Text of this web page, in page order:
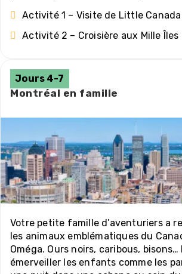
Activité 1 – Visite de Little Canada
Activité 2 – Croisière aux Mille Îles
Jours 4-7
Montréal en famille
Votre petite famille d’aventuriers a
les animaux emblématiques du
Oméga. Ours noirs, caribous, bisons…
émerveiller les enfants comme les